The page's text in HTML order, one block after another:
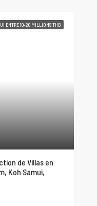
ENTRE 10-20 MILLIONS THB
de Villas en
Koh Samui,